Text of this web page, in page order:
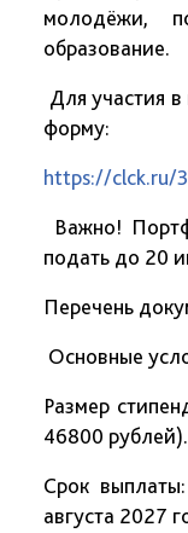
молодёжи,
образование.
Для участия
форму:
https://clck.ru/
Важно!
подать до 20
Перечень
Основные
Размер
46800 рублей).
Срок
августа 2027